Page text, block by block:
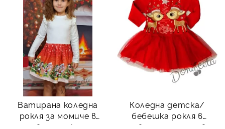
Ватирана коледна
рокля за момиче в
червено и екрю с
Коледна детска/
бебешка рокля в
червено с тюл с две